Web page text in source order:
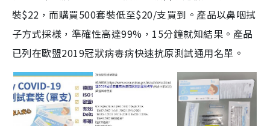
裝$22，而購買500套裝低至$20/支買到。產品以鼻咽拭
子方式採樣，準確性高達99%，15分鐘就知結果。產品
已列在歐盟2019冠狀病毒病快速抗原測試通用名單。